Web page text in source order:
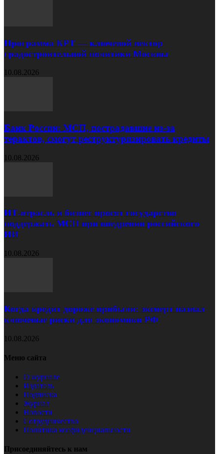
Программа КРТ — ключевой вектор
градостроительной политики Москвы
10.08.2026
Банк России: МСП, пострадавшие из‑за
терактов, смогут реструктуризировать кредиты
10.08.2026
ИТ‑отрасль и бизнес просят государство
поддержать МСП при внедрении российского
ИИ
10.08.2026
Когда кредит дороже прибыли: эксперт назвал
ключевые риски для экономики РФ
10.08.2026
Меню сайта
О журнале
Издатель
Подписка
Журнал
Новости
Сотрудничество
Политика конфиденциальности
Присоединяйтесь к нам